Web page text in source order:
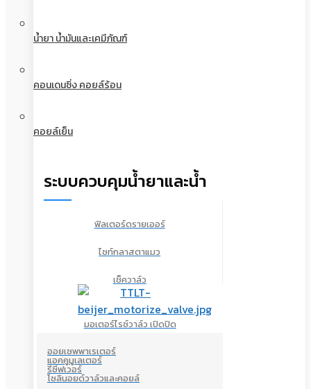
น้ำยา น้ำมันและเคมีภัณฑ์
คอนเดนซิ่ง คอยล์ร้อน
คอยล์เย็น
ระบบควบคุมน้ำยาและน้ำ
ฟิลเตอร์ดรายเออร์
ไซท์กลาสตาแมว
เช็ควาล์ว
มอเตอร์ไรซ์วาล์ว เปิดปิด
ออยเซพพาเรเตอร์
แอคคูมูเลเตอร์
รีซีฟเวอร์
โซลินอยด์วาล์วและคอยล์